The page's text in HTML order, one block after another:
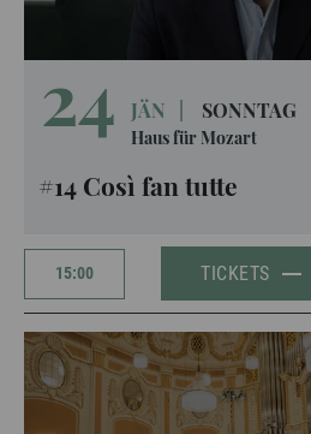
24 JÄN SONNTAG
Haus für Mozart
#14 Così fan tutte
15:00 TICKETS